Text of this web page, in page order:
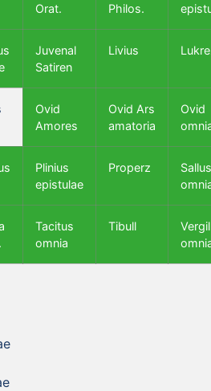
Orat.
Philos.
Juvenal
Satiren
Livius
Ovid
Amores
Ovid Ars
amatoria
Ovid
Plinius
epistulae
Properz
Tacitus
omnia
Tibull
Vergil